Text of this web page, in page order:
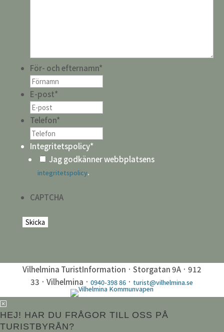
För- och efternamn*
E-post*
Telefon*
Integritetspolicy*
Jag godkänner webbplatsens
integritetspolicy.
CAPTCHA
Vilhelmina TuristInformation · Storgatan 9A · 912
33 · Vilhelmina ·0940-398 86 · turist@vilhelmina.se
HEJ! HAR DU FRÅGOR TILL OSS PÅ
TURISTBYRÅN?